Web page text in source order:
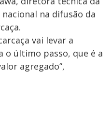
na difusão da
vai levar a
o último passo, que é a
agregado”,